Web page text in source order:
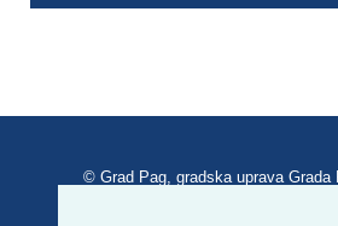
© Grad Pag, gradska uprava Grada